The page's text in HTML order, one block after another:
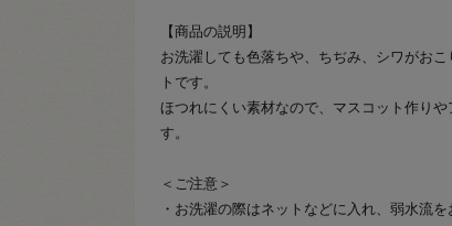
【商品の説明】
お洗濯しても色落ちや、ちぢみ、シワがお
トです。
ほつれにくい素材なので、マスコット作り
す。
＜ご注意＞
・お洗濯の際はネットなどに入れ、弱水流を